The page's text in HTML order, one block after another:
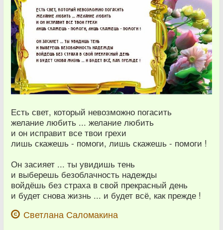
Есть свет, который невозможно погасить
желание любить ... желание любить
и он исправит все твои грехи
лишь скажешь - помоги, лишь скажешь - помоги !
Он засияет ... ты увидишь тень
и выберешь безоблачность надежды
войдёшь без страха в свой прекрасный день
и будет снова жизнь ... и будет всё, как прежде !
Светлана Саломакина